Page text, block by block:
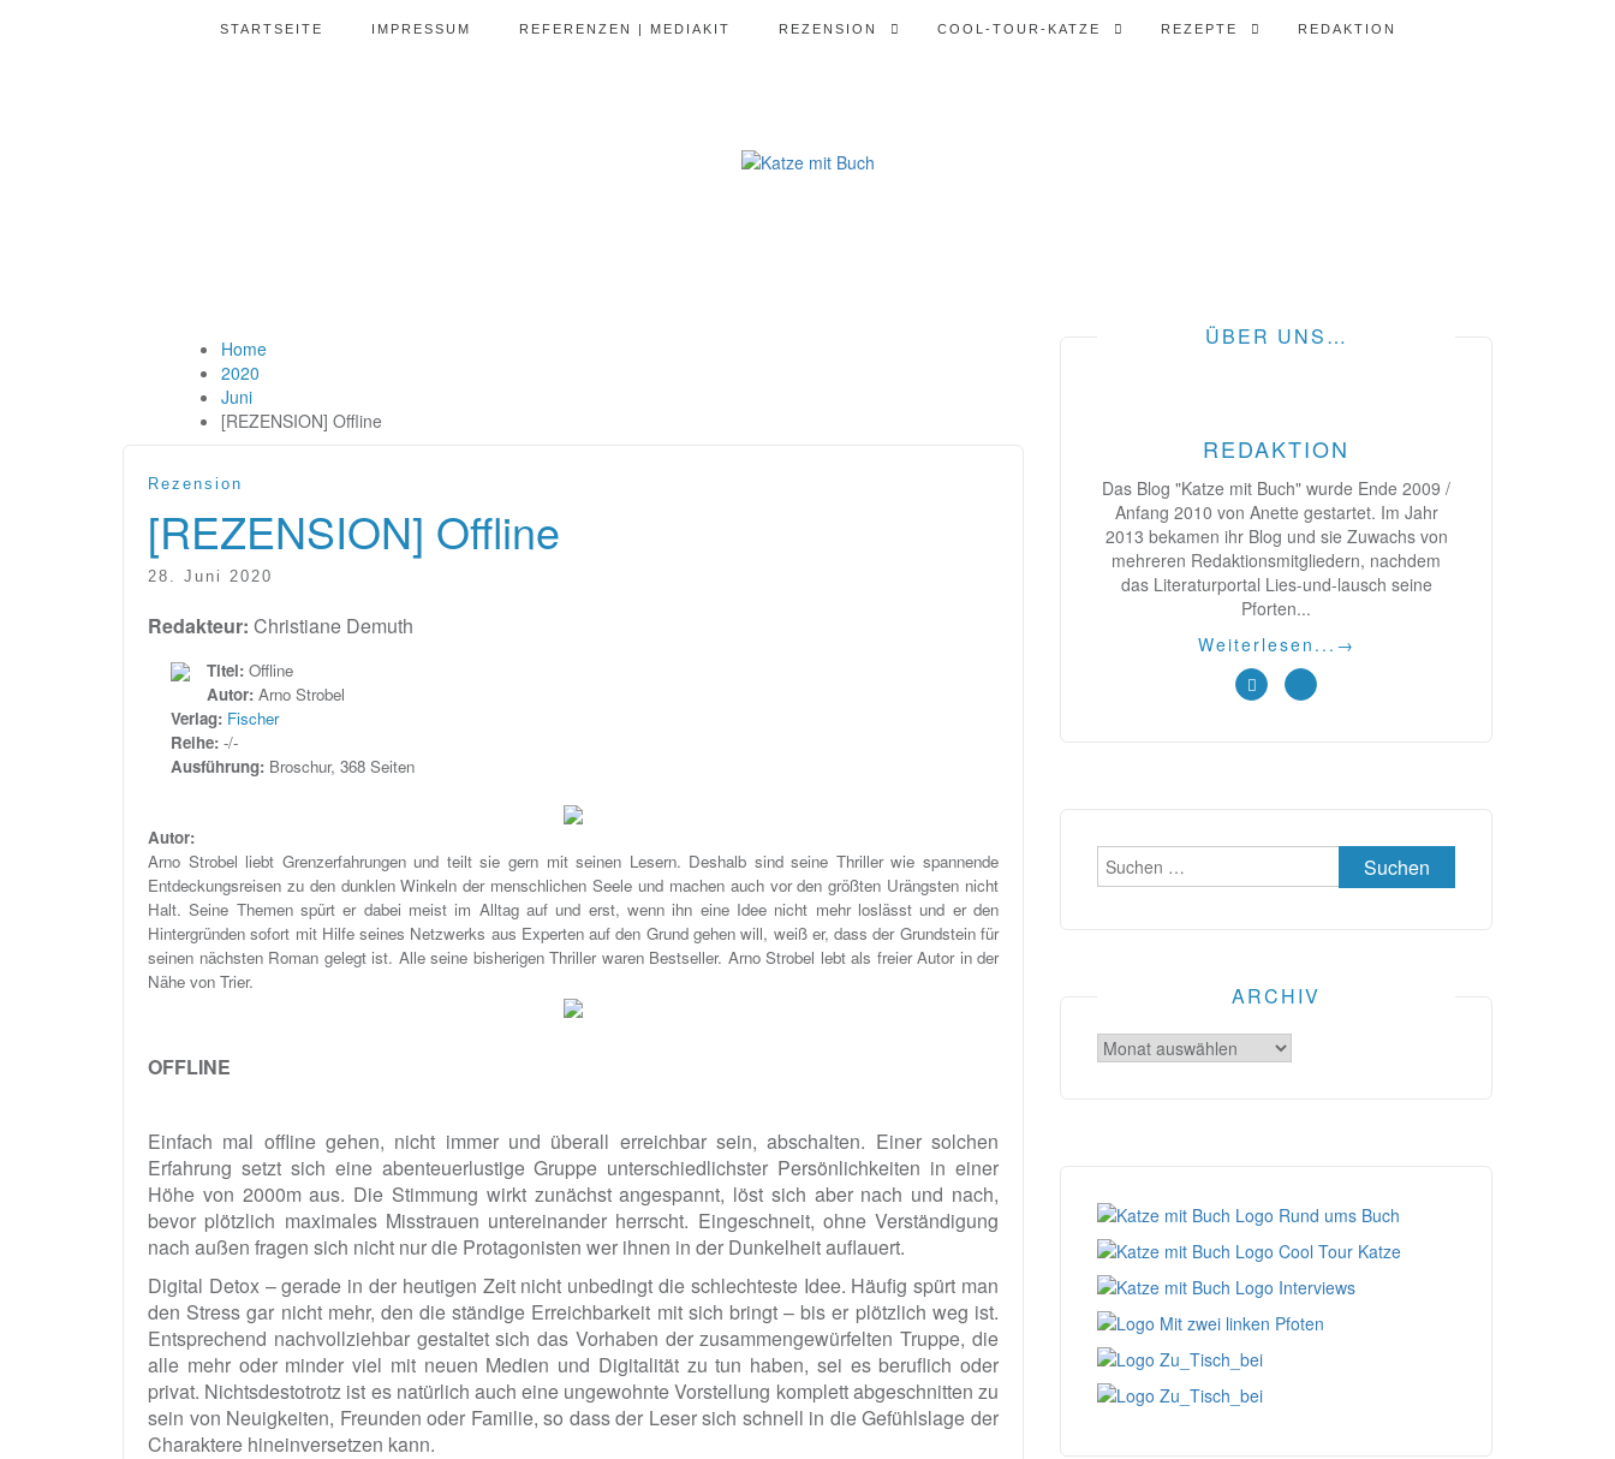
STARTSEITE IMPRESSUM REFERENZEN | MEDIAKIT REZENSION COOL-TOUR-KATZE REZEPTE REDAKTION
Home
2020
Juni
[REZENSION] Offline
Rezension
[REZENSION] Offline
28. Juni 2020
Redakteur: Christiane Demuth
Titel: Offline
Autor: Arno Strobel
Verlag: Fischer
Reihe: -/-
Ausführung: Broschur, 368 Seiten
Autor:
Arno Strobel liebt Grenzerfahrungen und teilt sie gern mit seinen Lesern. Deshalb sind seine Thriller wie spannende
Entdeckungsreisen zu den dunklen Winkeln der menschlichen Seele und machen auch vor den größten Urängsten nicht
Halt. Seine Themen spürt er dabei meist im Alltag auf und erst, wenn ihn eine Idee nicht mehr loslässt und er den
Hintergründen sofort mit Hilfe seines Netzwerks aus Experten auf den Grund gehen will, weiß er, dass der Grundstein für
seinen nächsten Roman gelegt ist. Alle seine bisherigen Thriller waren Bestseller. Arno Strobel lebt als freier Autor in der
Nähe von Trier.
OFFLINE
Einfach mal offline gehen, nicht immer und überall erreichbar sein, abschalten. Einer solchen
Erfahrung setzt sich eine abenteuerlustige Gruppe unterschiedlichster Persönlichkeiten in einer
Höhe von 2000m aus. Die Stimmung wirkt zunächst angespannt, löst sich aber nach und nach,
bevor plötzlich maximales Misstrauen untereinander herrscht. Eingeschneit, ohne Verständigung
nach außen fragen sich nicht nur die Protagonisten wer ihnen in der Dunkelheit auflauert.
Digital Detox – gerade in der heutigen Zeit nicht unbedingt die schlechteste Idee. Häufig spürt man
den Stress gar nicht mehr, den die ständige Erreichbarkeit mit sich bringt – bis er plötzlich weg ist.
Entsprechend nachvollziehbar gestaltet sich das Vorhaben der zusammengewürfelten Truppe, die
alle mehr oder minder viel mit neuen Medien und Digitalität zu tun haben, sei es beruflich oder
privat. Nichtsdestotrotz ist es natürlich auch eine ungewohnte Vorstellung komplett abgeschnitten zu
sein von Neuigkeiten, Freunden oder Familie, so dass der Leser sich schnell in die Gefühlslage der
Charaktere hineinversetzen kann.
ÜBER UNS…
REDAKTION
Das Blog "Katze mit Buch" wurde Ende 2009 /
Anfang 2010 von Anette gestartet. Im Jahr
2013 bekamen ihr Blog und sie Zuwachs von
mehreren Redaktionsmitgliedern, nachdem
das Literaturportal Lies-und-lausch seine
Pforten...
Weiterlesen... →
Suchen
nach:
ARCHIV
Archiv